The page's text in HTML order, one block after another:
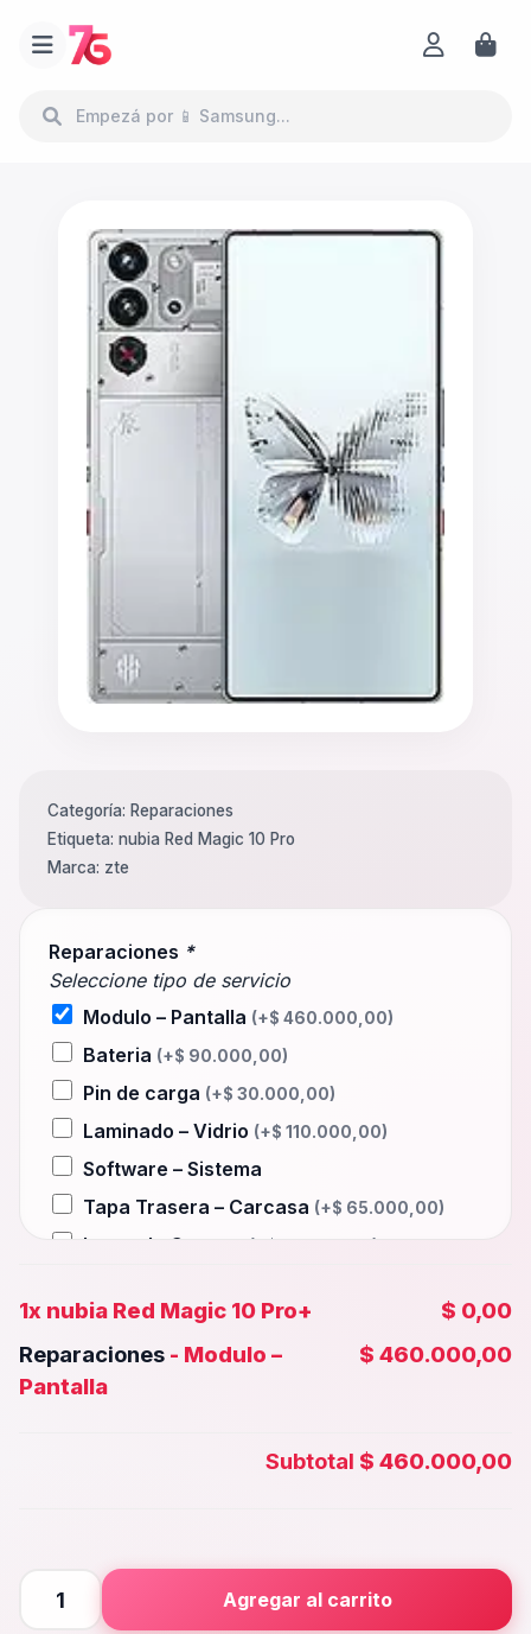
Reparaciones *
Seleccione tipo de servicio
Modulo – Pantalla (+$ 460.000,00)
Bateria (+$ 90.000,00)
Pin de carga (+$ 30.000,00)
Laminado – Vidrio (+$ 110.000,00)
Software – Sistema
Tapa Trasera – Carcasa (+$ 65.000,00)
Lente de Camara
Wifi – Señal – Antena(+ $
Camara Trasera(+$ 50.000,00)
Camara frontal, Selfie – Face id
Microfono – Sensor(+$30.000,00)
Placa Principal
1x nubia Red Magic 10 Pro+
$ 0,00
Reparaciones - Modulo –
Pantalla
$ 460.000,00
Subtotal $ 460.000,00
Agregar al carrito
Categoría: Reparaciones
Etiqueta: nubia Red Magic 10 Pro
Marca: zte